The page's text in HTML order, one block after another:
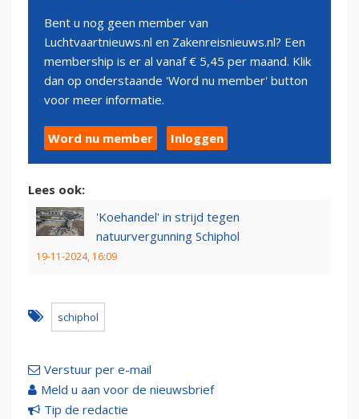
Bent u nog geen member van
Luchtvaartnieuws.nl en Zakenreisnieuws.nl? Een
membership is er al vanaf € 5,45 per maand. Klik
dan op onderstaande 'Word nu member' button
voor meer informatie.
Word nu member Inloggen
Lees ook:
'Koehandel' in strijd tegen
natuurvergunning Schiphol
19-11-2024, 16:09
schiphol
Verstuur per e-mail
Meld u aan voor de nieuwsbrief
Tip de redactie